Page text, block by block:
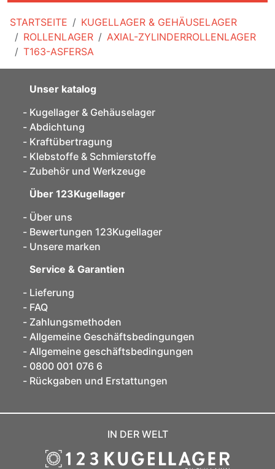
STARTSEITE
KUGELLAGER & GEHÄUSELAGER
ROLLENLAGER
AXIAL-ZYLINDERROLLENLAGER
T163-ASFERSA
Unser katalog
Kugellager & Gehäuselager
Abdichtung
Kraftübertragung
Klebstoffe & Schmierstoffe
Zubehör und Werkzeuge
Über 123Kugellager
Über uns
Bewertungen 123Kugellager
Unsere marken
Service & Garantien
Lieferung
FAQ
Zahlungsmethoden
Allgemeine Geschäftsbedingungen
Allgemeine geschäftsbedingungen
0800 001 076 6
Rückgaben und Erstattungen
IN DER WELT